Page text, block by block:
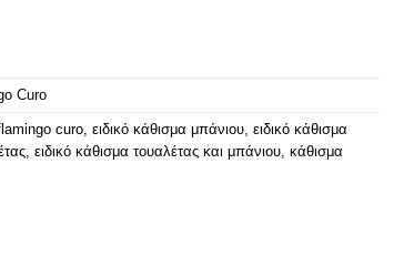
Curo
curo, ειδικό κάθισμα μπάνιου, ειδικό κάθισμα
, ειδικό κάθισμα τουαλέτας και μπάνιου, κάθισμα